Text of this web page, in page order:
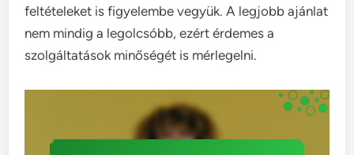
feltételeket is figyelembe vegyük. A legjobb ajánlat
nem mindig a legolcsóbb, ezért érdemes a
szolgáltatások minőségét is mérlegelni.